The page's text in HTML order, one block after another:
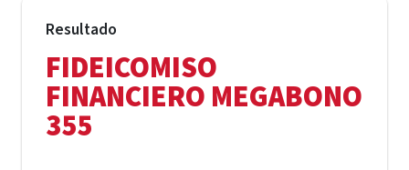
Resultado
FIDEICOMISO
FINANCIERO MEGABONO
355